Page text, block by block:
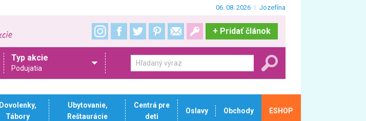
06. 08. 2026 Jozefína
+ Pridať článok
Typ akcie
Podujatia
Dovolenky,
Tábory
Ubytovanie,
Reštaurácie
Centrá pre
deti
Oslavy Obchody ESHOP